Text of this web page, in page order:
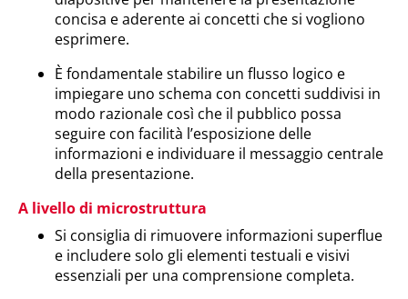
concisa e aderente ai concetti che si vogliono
esprimere.
È fondamentale stabilire un flusso logico e
impiegare uno schema con concetti suddivisi in
modo razionale così che il pubblico possa
seguire con facilità l’esposizione delle
informazioni e individuare il messaggio centrale
della presentazione.
A livello di microstruttura
Si consiglia di rimuovere informazioni superflue
e includere solo gli elementi testuali e visivi
essenziali per una comprensione completa.